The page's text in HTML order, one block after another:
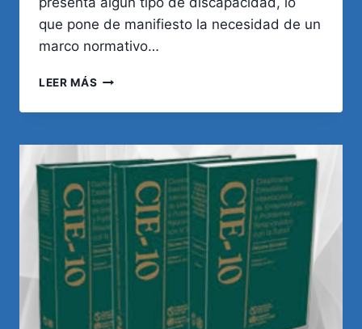
que pone de manifiesto la necesidad de un
marco normativo…
LEER MÁS DISCAPACIDAD
DERECHOS:
QUE
PROTEGEN
LA
INCLUSIÓN
EN
ARGENTINA
Y
EL
MUNDO